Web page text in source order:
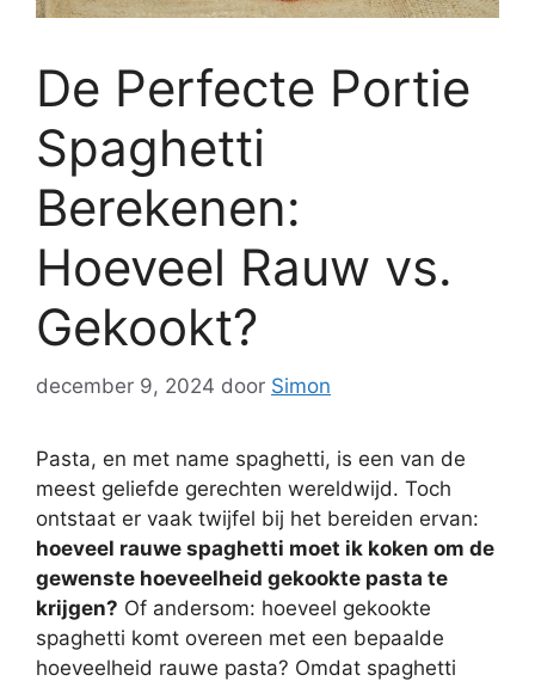
De Perfecte Portie
Spaghetti
Berekenen:
Hoeveel Rauw vs.
Gekookt?
december 9, 2024 door Simon
Pasta, en met name spaghetti, is een van de
meest geliefde gerechten wereldwijd. Toch
ontstaat er vaak twijfel bij het bereiden ervan:
hoeveel rauwe spaghetti moet ik koken om de
gewenste hoeveelheid gekookte pasta te
krijgen? Of andersom: hoeveel gekookte
spaghetti komt overeen met een bepaalde
hoeveelheid rauwe pasta? Omdat spaghetti